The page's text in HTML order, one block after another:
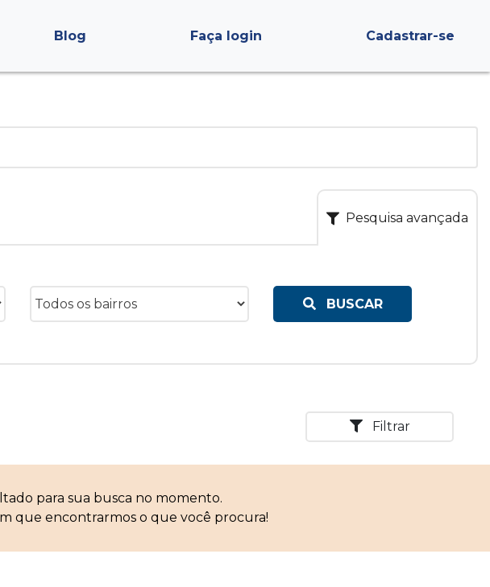
Blog Faça login Cadastrar-se
Pesquisa avançada
BUSCAR
Filtrar
para sua busca no momento.
que encontrarmos o que você procura!